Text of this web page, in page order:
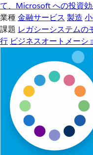
て、Microsoft への投資効
業種金融サービス 製造
課題 レガシーシステムの
行 ビジネスオートメーシ